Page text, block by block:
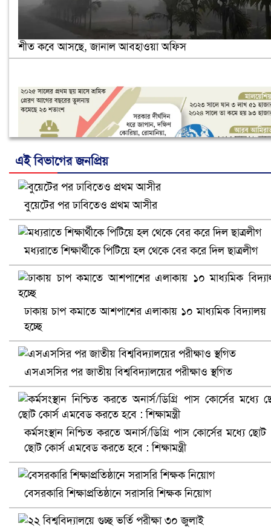
শীত কবে আসছে, জানাল আবহাওয়া অফিস
নানা সংকটে রিক্রুটিং এজেন্সি, হুমকির মুখে শ্রম রপ্তানি
খুলনায় বিএনপি অফিসে গুলি-বোমা হামলা, নিহত ১
এই বিভাগের জনপ্রিয়
বুয়েটের পর ঢাবিতেও প্রথম আসীর
মধ্যরাতে শিক্ষার্থীকে পিটিয়ে হল থেকে বের করে দিল ছাত্রলীগ
ঢাকায় চাপ কমাতে আশপাশের এলাকায় ১০ মাধ্যমিক বিদ্যালয়
হচ্ছে
এসএসসির পর জাতীয় বিশ্ববিদ্যালয়ের পরীক্ষাও স্থগিত
কর্মসংস্থান নিশ্চিত করতে অনার্স/ডিগ্রি পাস কোর্সের মধ্যে ছোট
ছোট কোর্স এমবেড করতে হবে : শিক্ষামন্ত্রী
বেসরকারি শিক্ষাপ্রতিষ্ঠানে সরাসরি শিক্ষক নিয়োগ